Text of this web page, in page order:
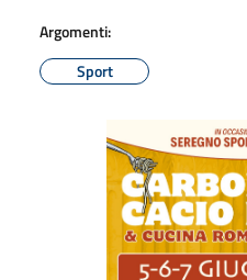
Argomenti:
Sport